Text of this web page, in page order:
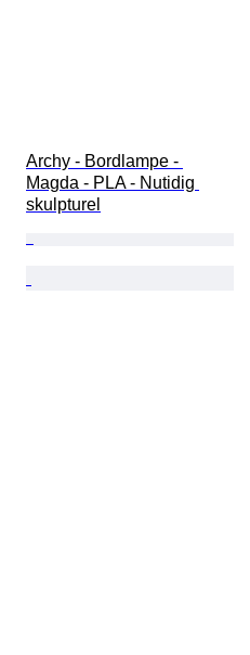
Archy - Bordlampe -
Magda - PLA - Nutidig
skulpturel